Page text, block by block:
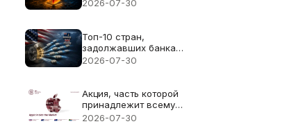
2026-07-30
Топ-10 стран,
задолжавших банкам
США в 2026 году:
место
2026-07-30
Акция, часть которой
принадлежит всему
миру
2026-07-30